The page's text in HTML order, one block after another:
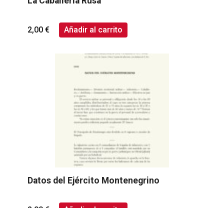
2,00 € Añadir al carrito
Datos del Ejército Montenegrino